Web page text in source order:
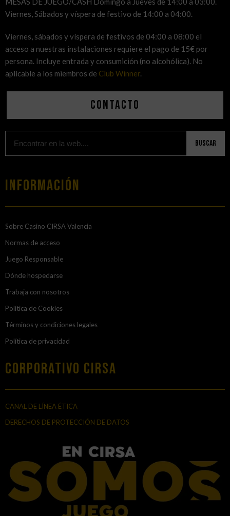
Viernes, Sábados y víspera de festivo de 14:00 a 04:00.
Viernes, sábados y víspera de festivos de 04:00 a 08:00 el
acceso a nuestras instalaciones requiere el pago de 15€ por
persona. Incluye entrada y consumición (no alcohólica). No
aplicable a los miembros de Club Winner.
Contacto
Buscar
Información
Sobre Casino CIRSA Valencia
Normas de acceso
Juego Responsable
Dónde hospedarse
Trabaja con nosotros
Política de Cookies
Términos y condiciones legales
Política de privacidad
Corporativo Cirsa
CANAL DE LÍNEA ÉTICA
DERECHOS DE PROTECCIÓN DE DATOS